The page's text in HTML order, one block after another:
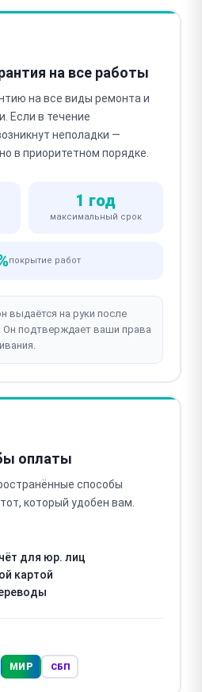
на все работы
на все виды ремонта и
Если в течение
неполадки —
в приоритетном порядке.
1 год
максимальный срок
покрытие работ
выдаётся на руки после
Он подтверждает ваши права
оплаты
способы
который удобен вам.
для юр. лиц
картой
МИР СБП